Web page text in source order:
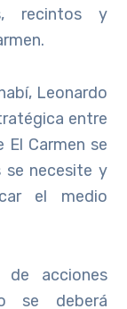
recintos y
Leonardo
entre
El Carmen se
se necesite y
el medio
acciones
se deberá